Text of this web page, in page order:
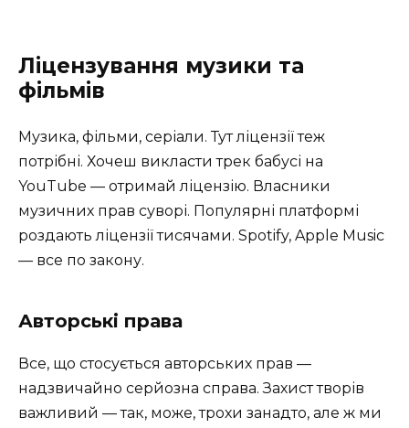
Ліцензування музики та
фільмів
Музика, фільми, серіали. Тут ліцензії теж
потрібні. Хочеш викласти трек бабусі на
YouTube — отримай ліцензію. Власники
музичних прав суворі. Популярні платформі
роздають ліцензії тисячами. Spotify, Apple Music
— все по закону.
Авторські права
Все, що стосується авторських прав —
надзвичайно серйозна справа. Захист творів
важливий — так, може, трохи занадто, але ж ми